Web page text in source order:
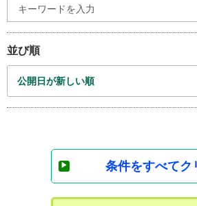
並び順
条件をすべてク